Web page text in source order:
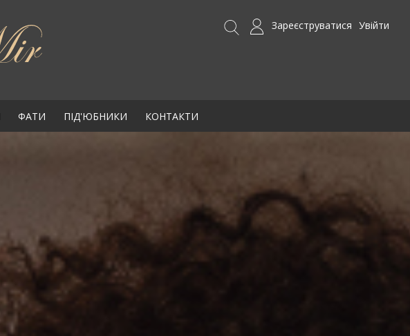
Увійти
Зареєструватися
ФАТИ ПІД'ЮБНИКИ КОНТАКТИ